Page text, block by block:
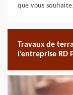
que vous
Travaux de
l’entreprise RD